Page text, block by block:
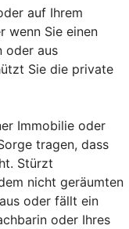
auf Ihrem
wenn Sie einen
oder aus
Sie die private
Immobilie oder
tragen, dass
Stürzt
nicht geräumten
oder fällt ein
oder Ihres